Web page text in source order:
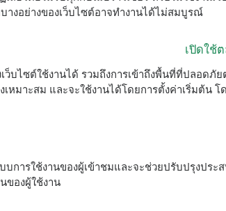
อย่างของเว็บไซต์อาจทำงานได้ไม่สมบูรณ์
เปิดใช้
บไซต์ใช้งานได้ รวมถึงการเข้าถึงพื้นที่ที่ปลอดภัย
หมาะสม และจะใช้งานได้โดยการตั้งค่าเริ่มต้น
บการใช้งานของผู้เข้าชมและจะช่วยปรับปรุงประ
ของผู้ใช้งาน